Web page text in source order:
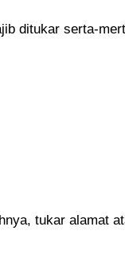
ditukar serta-
tukar alamat